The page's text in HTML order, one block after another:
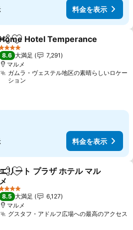
料金を表示
シェアお気に入りに追加
Home Hotel Temperance
4 ホテルのランク
8.6 大満足
7,291
マルメ
ガムラ・ヴェステル地区の素晴らしいロケー
ション
料金を表示
シェアお気に入りに追加
エリート プラザ ホテル マル
メ
4 ホテルのランク
8.5 大満足
6,127
マルメ
グスタフ・アドルフ広場への最高のアクセス